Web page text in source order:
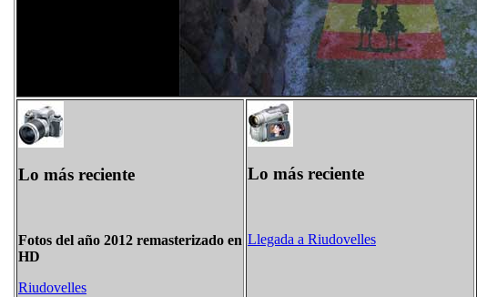
Lo más reciente
Fotos del año 2012 remasterizado en
HD
Riudovelles
Lo más reciente
Llegada a Riudovelles